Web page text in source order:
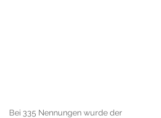
Bei 335 Nennungen wurde der